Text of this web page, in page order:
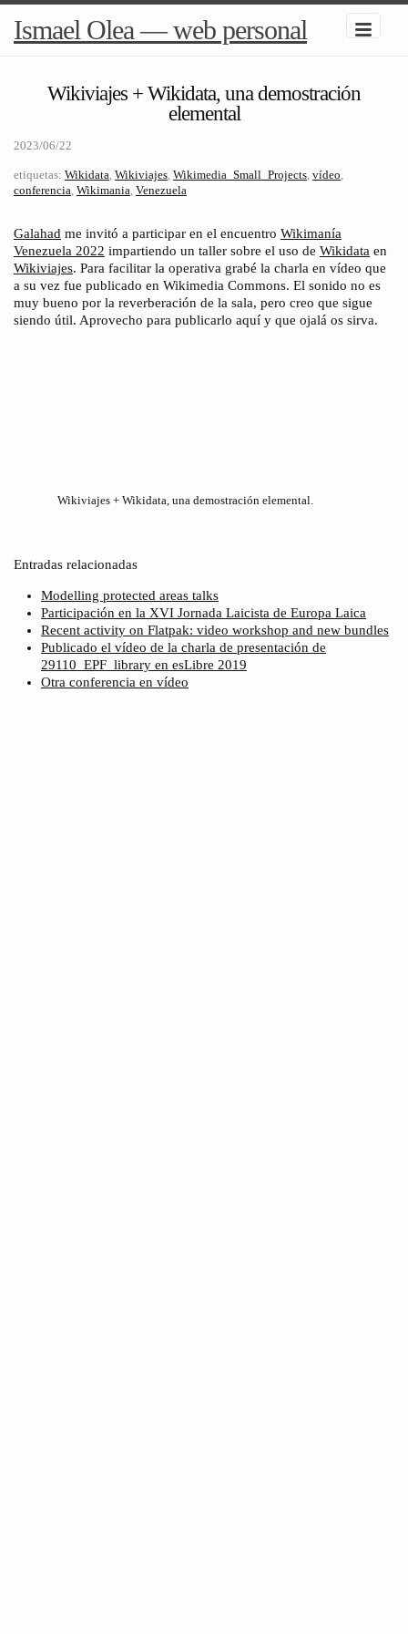
Ismael Olea — web personal
Wikiviajes + Wikidata, una demostración
elemental
2023/06/22
etiquetas: Wikidata, Wikiviajes, Wikimedia_Small_Projects, vídeo,
conferencia, Wikimania, Venezuela
Galahad me invitó a participar en el encuentro Wikimanía
Venezuela 2022 impartiendo un taller sobre el uso de Wikidata en
Wikiviajes. Para facilitar la operativa grabé la charla en vídeo que
a su vez fue publicado en Wikimedia Commons. El sonido no es
muy bueno por la reverberación de la sala, pero creo que sigue
siendo útil. Aprovecho para publicarlo aquí y que ojalá os sirva.
Wikiviajes + Wikidata, una demostración elemental.
Entradas relacionadas
Modelling protected areas talks
Participación en la XVI Jornada Laicista de Europa Laica
Recent activity on Flatpak: video workshop and new bundles
Publicado el vídeo de la charla de presentación de
29110_EPF_library en esLibre 2019
Otra conferencia en vídeo